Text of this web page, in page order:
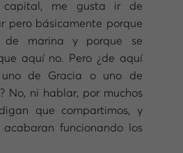
me gusta ir de
pero básicamente porque
de marina y porque se
aquí no. Pero ¿de aquí
de Gracia o uno de
No, ni hablar, por muchos
que compartimos, y
funcionando los